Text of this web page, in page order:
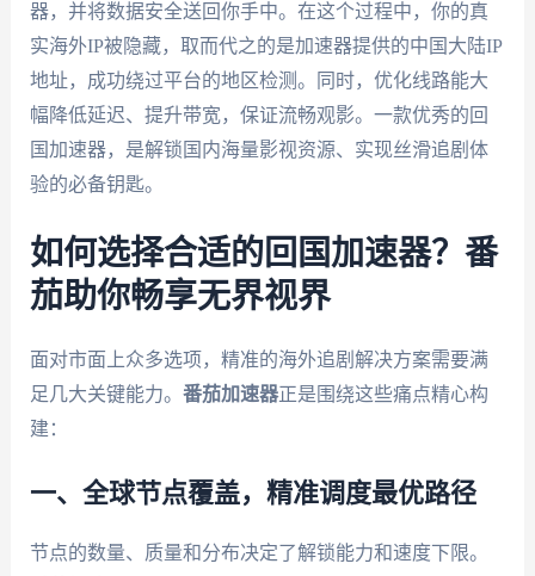
器，并将数据安全送回你手中。在这个过程中，你的真
实海外IP被隐藏，取而代之的是加速器提供的中国大陆IP
地址，成功绕过平台的地区检测。同时，优化线路能大
幅降低延迟、提升带宽，保证流畅观影。一款优秀的回
国加速器，是解锁国内海量影视资源、实现丝滑追剧体
验的必备钥匙。
如何选择合适的回国加速器？番
茄助你畅享无界视界
面对市面上众多选项，精准的海外追剧解决方案需要满
足几大关键能力。 番茄加速器正是围绕这些痛点精心构
建：
一、全球节点覆盖，精准调度最优路径
节点的数量、质量和分布决定了解锁能力和速度下限。